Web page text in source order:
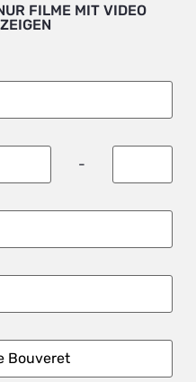
FILME MIT VIDEO
-